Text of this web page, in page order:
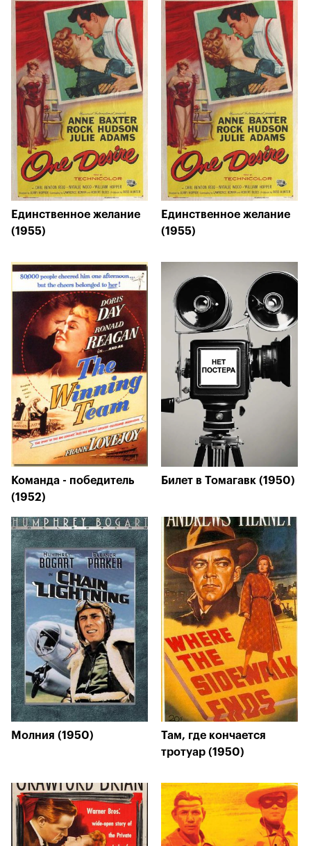
Единственное желание
(1955)
Единственное желание
(1955)
Команда - победитель
(1952)
Билет в Томагавк (1950)
Молния (1950)
Там, где кончается
тротуар (1950)